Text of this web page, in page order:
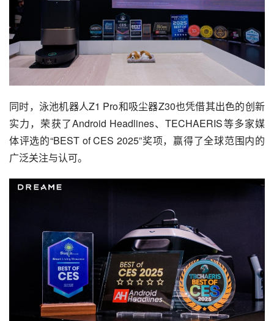
同时，泳池机器人Z1 Pro和吸尘器Z30也凭借其出色的创新
实力，荣获了Android Headlines、TECHAERIS等多家媒
体评选的“BEST of CES 2025”奖项，赢得了全球范围内的
广泛关注与认可。